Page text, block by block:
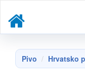
Pivo Hrvatsko